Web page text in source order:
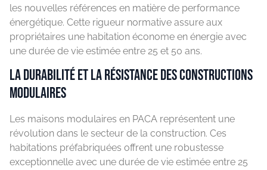
les nouvelles références en matière de performance
énergétique. Cette rigueur normative assure aux
propriétaires une habitation économe en énergie avec
une durée de vie estimée entre 25 et 50 ans.
La durabilité et la résistance des constructions
modulaires
Les maisons modulaires en PACA représentent une
révolution dans le secteur de la construction. Ces
habitations préfabriquées offrent une robustesse
exceptionnelle avec une durée de vie estimée entre 25